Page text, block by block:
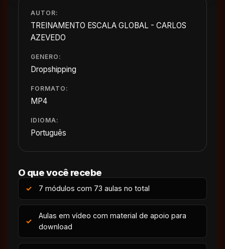
AUTOR:
TREINAMENTO ESCALA GLOBAL - CARLOS
AZEVEDO
GENERO:
Dropshipping
FORMATO:
MP4
IDIOMA:
Português
O que você recebe
7 módulos com 73 aulas no total
Aulas em vídeo com material de apoio para
download